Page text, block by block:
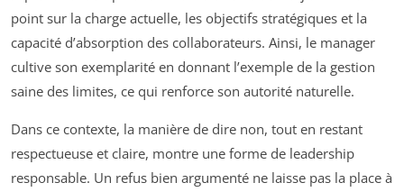
point sur la charge actuelle, les objectifs stratégiques et la
capacité d’absorption des collaborateurs. Ainsi, le manager
cultive son exemplarité en donnant l’exemple de la gestion
saine des limites, ce qui renforce son autorité naturelle.
Dans ce contexte, la manière de dire non, tout en restant
respectueuse et claire, montre une forme de leadership
responsable. Un refus bien argumenté ne laisse pas la place à